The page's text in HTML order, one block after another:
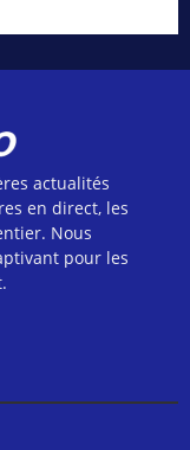
actualités
en direct, les
Nous
pour les